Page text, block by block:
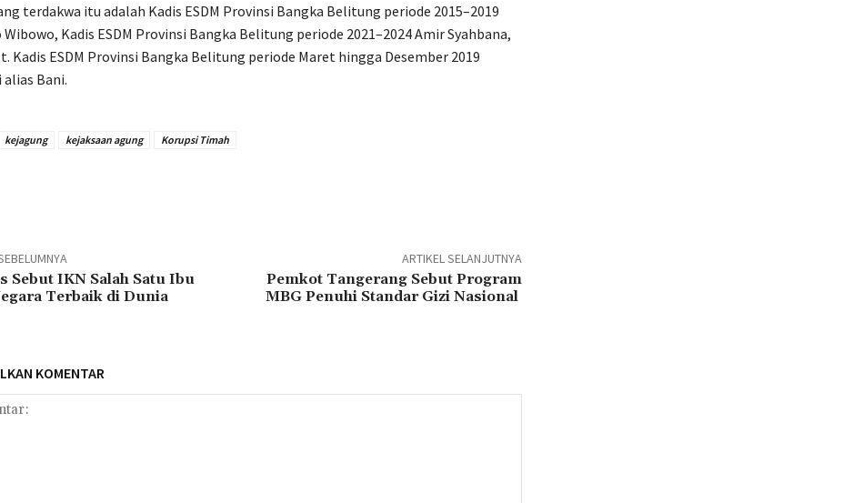
terdakwa itu adalah Kadis ESDM Provinsi Bangka Belitung periode 2015–2019
Kadis ESDM Provinsi Bangka Belitung periode 2021–2024 Amir Syahbana,
Kadis ESDM Provinsi Bangka Belitung periode Maret hingga ​​​​Desember 2019
alias Bani.
kejagung kejaksaan agung Korupsi Timah
Sebut IKN Salah Satu Ibu
Terbaik di Dunia
ARTIKEL SELANJUTNYA
Pemkot Tangerang Sebut Program
MBG Penuhi Standar Gizi Nasional
KOMENTAR